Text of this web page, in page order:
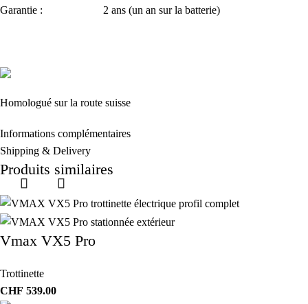
Garantie : 2 ans (un an sur la batterie)
Homologué sur la route suisse
Informations complémentaires
Shipping & Delivery
Produits similaires
Vmax VX5 Pro
Trottinette
CHF 539.00